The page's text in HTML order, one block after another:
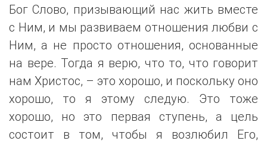
Бог Слово, призывающий нас жить вместе
с Ним, и мы развиваем отношения любви с
Ним, а не просто отношения, основанные
на вере. Тогда я верю, что то, что говорит
нам Христос, – это хорошо, и поскольку оно
хорошо, то я этому следую. Это тоже
хорошо, но это первая ступень, а цель
состоит в том, чтобы я возлюбил Его,